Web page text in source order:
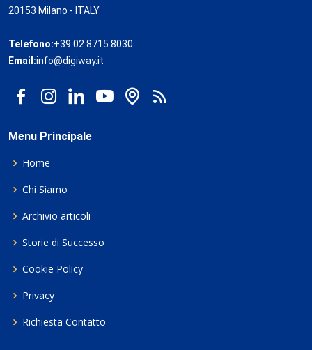
20153 Milano - ITALY
Telefono:+39 02 8715 8030
Email:info@digiway.it
Menu Principale
Home
Chi Siamo
Archivio articoli
Storie di Successo
Cookie Policy
Privacy
Richiesta Contatto